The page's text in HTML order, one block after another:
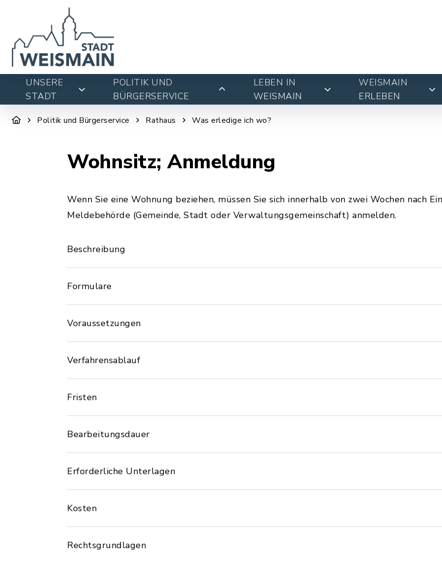
UNSERE
STADT
POLITIK UND
BÜRGERSERVICE
LEBEN IN
WEISMAIN
WEISMAIN
ERLEBEN
Politik und Bürgerservice Rathaus Was erledige ich wo?
Wohnsitz; Anmeldung
Wenn Sie eine Wohnung beziehen, müssen Sie sich innerhalb von zwei Wochen nach
Meldebehörde (Gemeinde, Stadt oder Verwaltungsgemeinschaft) anmelden.
Beschreibung
Formulare
Voraussetzungen
Verfahrensablauf
Fristen
Bearbeitungsdauer
Erforderliche Unterlagen
Kosten
Rechtsgrundlagen